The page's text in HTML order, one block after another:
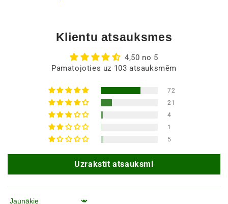
Klientu atsauksmes
4,50 no 5
Pamatojoties uz 103 atsauksmēm
72
21
4
1
5
Uzrakstīt atsauksmi